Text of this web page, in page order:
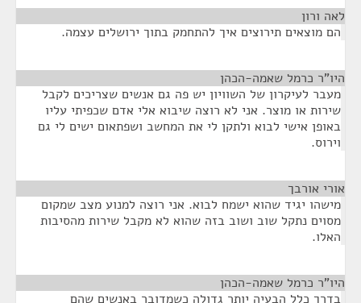
לאה ורון
הם מוצאים תירוצים איך להתחמק בתוך ירושלים עצמה.
היו"ר כרמל שאמה-הכהן
מעבר לעיקרון של השוויון יש פה גם אנשים שצריכים לקבל
שירות או מוצר. אני לא רוצה שיבוא אלי אדם שכפיתי עליו
באופן אישי לבוא ולתקן לי את המחשב ושפתאום ישים לי גם
וירוס.
אורי אורבך
מישהו יגיד שהוא ישמח לבוא. אני רוצה למנוע מצב שמקום
מסוים נתקל שוב ושוב בזה שהוא לא מקבל שירות מהסיבות
האלו.
היו"ר כרמל שאמה-הכהן
בדרך כלל הבעיה יותר גדולה כשמדובר באנשים שהם